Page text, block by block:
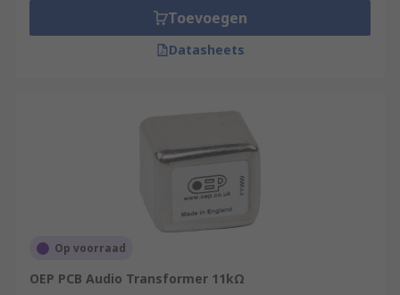
Toevoegen
Datasheets
Op voorraad
OEP PCB Audio Transformer 11kΩ